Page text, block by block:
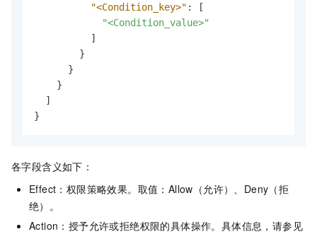
"<Condition_key>" :
[
"<Condition_value>"
]
}
}
}
]
}
各字段含义如下：
Effect：权限策略效果。取值：Allow（允许）、Deny（拒
绝）。
Action：授予允许或拒绝权限的具体操作。具体信息，请参见